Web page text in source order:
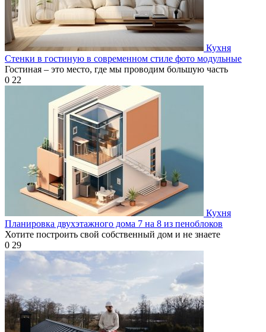
Кухня
Стенки в гостиную в современном стиле фото модульные
Гостиная – это место, где мы проводим большую часть
0 22
Кухня
Планировка двухэтажного дома 7 на 8 из пеноблоков
Хотите построить свой собственный дом и не знаете
0 29